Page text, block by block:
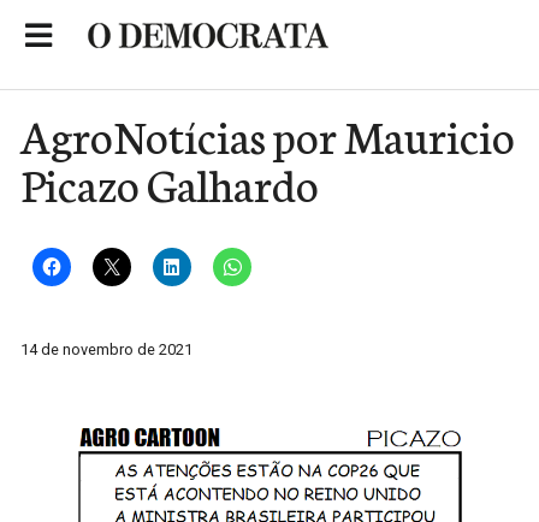
AgroNotícias por Mauricio
Picazo Galhardo
14 de novembro de 2021